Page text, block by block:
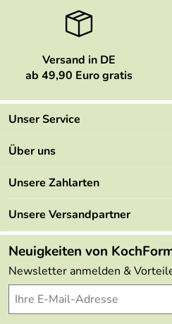
Versand in DE
ab 49,90 Euro gratis
Unser Service
Kontakt
Mehrwertsteuerfrei
Retourenportal
FAQs
Lieferbedingungen
Delivery Terms
Kundenlogin
Über uns
Marken
Angebote
Made in Germany
Themen
Wir über uns
Presse
Unsere Zahlarten
Unsere Versandpartner
Neuigkeiten von
Newsletter anmelden &